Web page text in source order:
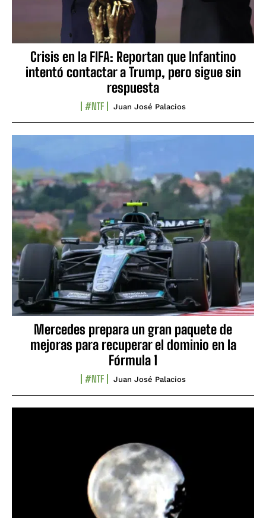
Crisis en la FIFA: Reportan que Infantino
intentó contactar a Trump, pero sigue sin
respuesta
#NTF Juan José Palacios
Mercedes prepara un gran paquete de
mejoras para recuperar el dominio en la
Fórmula 1
#NTF Juan José Palacios